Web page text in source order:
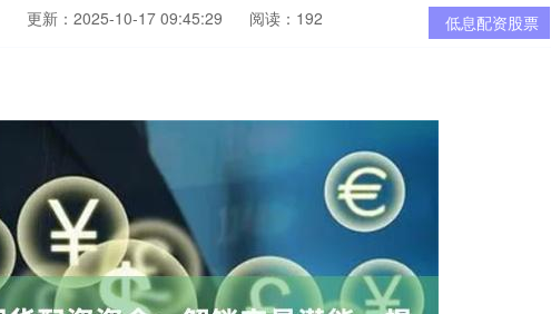
低息配资股票
更新：2025-10-17 09:45:29 阅读：192